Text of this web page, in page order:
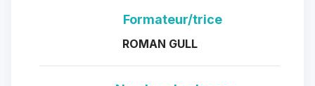
Formateur/trice
ROMAN GULL